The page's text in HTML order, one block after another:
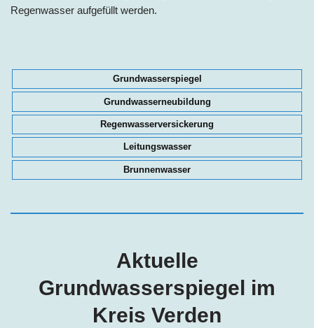
Regenwasser aufgefüllt werden.
Grundwasserspiegel
Grundwasserneubildung
Regenwasserversickerung
Leitungswasser
Brunnenwasser
Aktuelle
Grundwasserspiegel im
Kreis Verden